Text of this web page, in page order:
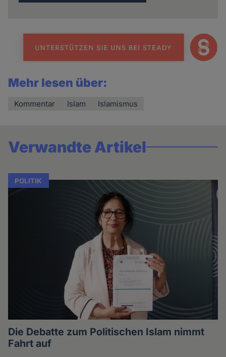
Mehr lesen über:
Kommentar Islam Islamismus
Verwandte Artikel
POLITIK
Die Debatte zum Politischen Islam nimmt
Fahrt auf